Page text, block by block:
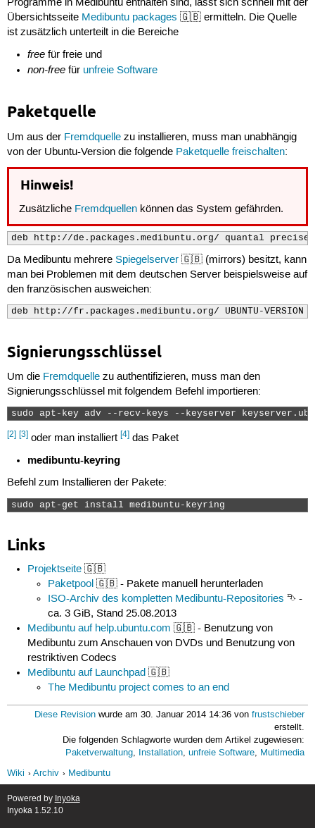
Programme in Medibuntu enthalten sind, lässt sich schnell mit der
Übersichtsseite Medibuntu packages 🇬🇧 ermitteln. Die Quelle
ist zusätzlich unterteilt in die Bereiche
free für freie und
non-free für unfreie Software
Paketquelle
Um aus der Fremdquellezu installieren, muss man unabhängig
von der Ubuntu-Version die folgende Paketquelle freischalten:
Hinweis!
Zusätzliche Fremdquellen können das System gefährden.
deb http://de.packages.medibuntu.org/ quantal
Da Medibuntu mehrere Spiegelserver🇬🇧 (mirrors) besitzt, kann
man bei Problemen mit dem deutschen Server beispielsweise auf
den französischen ausweichen:
deb http://fr.packages.medibuntu.org/ UBUNTU-
Signierungsschlüssel
Um die Fremdquellezu authentifizieren, muss man den
Signierungsschlüssel mit folgendem Befehl importieren:
sudo apt-key adv --recv-keys --keyserver
[2] [3]oder man installiert [4]das Paket
medibuntu-keyring
Befehl zum Installieren der Pakete:
sudo apt-get install medibuntu-keyring
Links
Projektseite 🇬🇧
Paketpool 🇬🇧 - Pakete manuell herunterladen
ISO-Archiv des kompletten Medibuntu-Repositories ⮷ -
ca. 3 GiB, Stand 25.08.2013
Medibuntu auf help.ubuntu.com 🇬🇧 - Benutzung von
Medibuntu zum Anschauen von DVDs und Benutzung von
restriktiven Codecs
Medibuntu auf Launchpad 🇬🇧
The Medibuntu project comes to an end
Diese Revision wurde am 30. Januar 2014 14:36 vonfrustschieber
erstellt.
Die folgenden Schlagworte wurden dem Artikel zugewiesen:
Paketverwaltung, Installation,unfreie Software, Multimedia
Wiki
Archiv Medibuntu
Powered by Inyoka
Inyoka 1.52.10